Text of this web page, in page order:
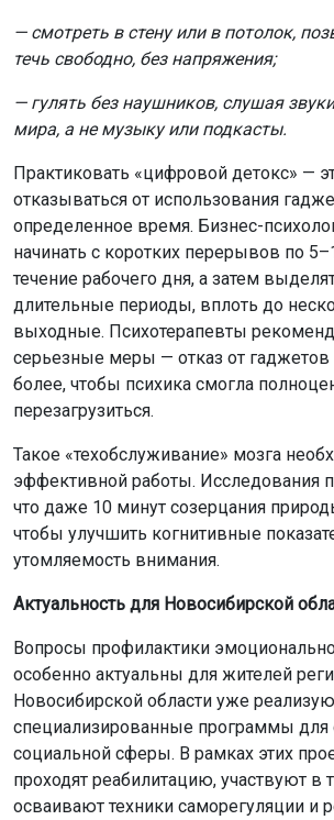
— смотреть в стену или в потолок,
течь свободно, без напряжения;
— гулять без наушников, слушая
мира, а не музыку или подкасты.
Практиковать «цифровой детокс» —
отказываться от использования
определенное время. Бизнес-
начинать с коротких перерывов по
течение рабочего дня, а затем
длительные периоды, вплоть до
выходные. Психотерапевты
серьезные меры — отказ от гаджетов
более, чтобы психика смогла
перезагрузиться.
Такое «техобслуживание» мозга
эффективной работы. Исследования
что даже 10 минут созерцания
чтобы улучшить когнитивные
утомляемость внимания.
Актуальность для Новосибирской
Вопросы профилактики
особенно актуальны для жителей
Новосибирской области уже
специализированные программы для
социальной сферы. В рамках этих
проходят реабилитацию, участвуют в
осваивают техники саморегуляции и